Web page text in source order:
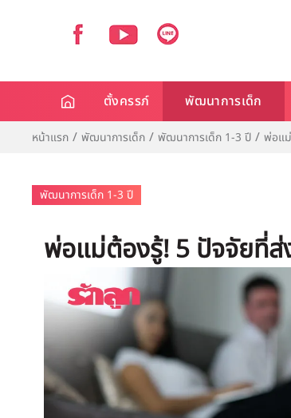
ตั้งครรภ์ พัฒนาการเด็ก
หน้าแรก พัฒนาการเด็ก พัฒนาการเด็ก 1-3 ปี พ่อแ
พัฒนาการเด็ก 1-3 ปี
พ่อแม่ต้องรู้! 5 ปัจจัยที่